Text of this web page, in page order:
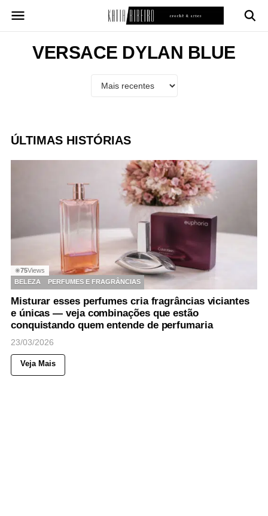
para
conteúdoVERSACE DYLAN BLUE
ÚLTIMAS HISTÓRIAS
◉75Views
BELEZA
PERFUMES E FRAGRÂNCIAS
Misturar esses perfumes cria fragrâncias viciantes
e únicas — veja combinações que estão
conquistando quem entende de perfumaria
23/03/2026
Veja Mais